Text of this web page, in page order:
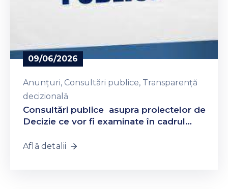
09/06/2026
Anunțuri‚ Consultări publice‚ Transparență
decizională
Consultări publice asupra proiectelor de
Decizie ce vor fi examinate în cadrul
18 iunie 2026
Află detalii